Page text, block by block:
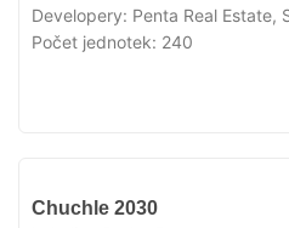
Developery: Penta Real Estate,
Počet jednotek: 240
Chuchle 2030